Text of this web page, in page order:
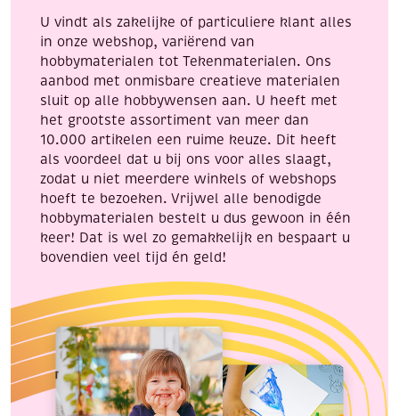
U vindt als zakelijke of particuliere klant alles
in onze webshop, variërend van
hobbymaterialen tot Tekenmaterialen. Ons
aanbod met onmisbare creatieve materialen
sluit op alle hobbywensen aan. U heeft met
het grootste assortiment van meer dan
10.000 artikelen een ruime keuze. Dit heeft
als voordeel dat u bij ons voor alles slaagt,
zodat u niet meerdere winkels of webshops
hoeft te bezoeken. Vrijwel alle benodigde
hobbymaterialen bestelt u dus gewoon in één
keer! Dat is wel zo gemakkelijk en bespaart u
bovendien veel tijd én geld!